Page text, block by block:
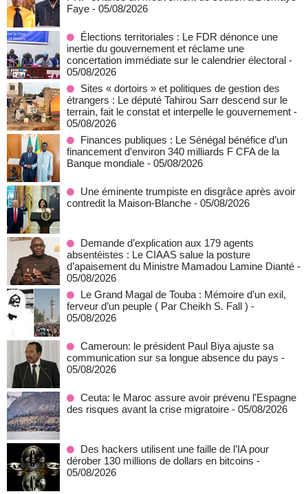
Faye - 05/08/2026
Élections territoriales : Le FDR dénonce une
inertie du gouvernement et réclame une
concertation immédiate sur le calendrier électoral -
05/08/2026
Sites « dortoirs » et politiques de gestion des
étrangers : Le député Tahirou Sarr descend sur le
terrain, fait le constat et interpelle le gouvernement -
05/08/2026
Finances publiques : Le Sénégal bénéfice d’un
financement d’environ 340 milliards F CFA de la
Banque mondiale - 05/08/2026
Une éminente trumpiste en disgrâce après avoir
contredit la Maison-Blanche - 05/08/2026
Demande d’explication aux 179 agents
absentéistes : Le CIAAS salue la posture
d’apaisement du Ministre Mamadou Lamine Dianté -
05/08/2026
Le Grand Magal de Touba : Mémoire d’un exil,
ferveur d’un peuple ( Par Cheikh S. Fall ) -
05/08/2026
Cameroun: le président Paul Biya ajuste sa
communication sur sa longue absence du pays -
05/08/2026
Ceuta: le Maroc assure avoir prévenu l'Espagne
des risques avant la crise migratoire - 05/08/2026
Des hackers utilisent une faille de l’IA pour
dérober 130 millions de dollars en bitcoins -
05/08/2026